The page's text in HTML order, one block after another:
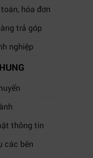
hóa đơn
trả góp
nghiệp
thông tin
các bên